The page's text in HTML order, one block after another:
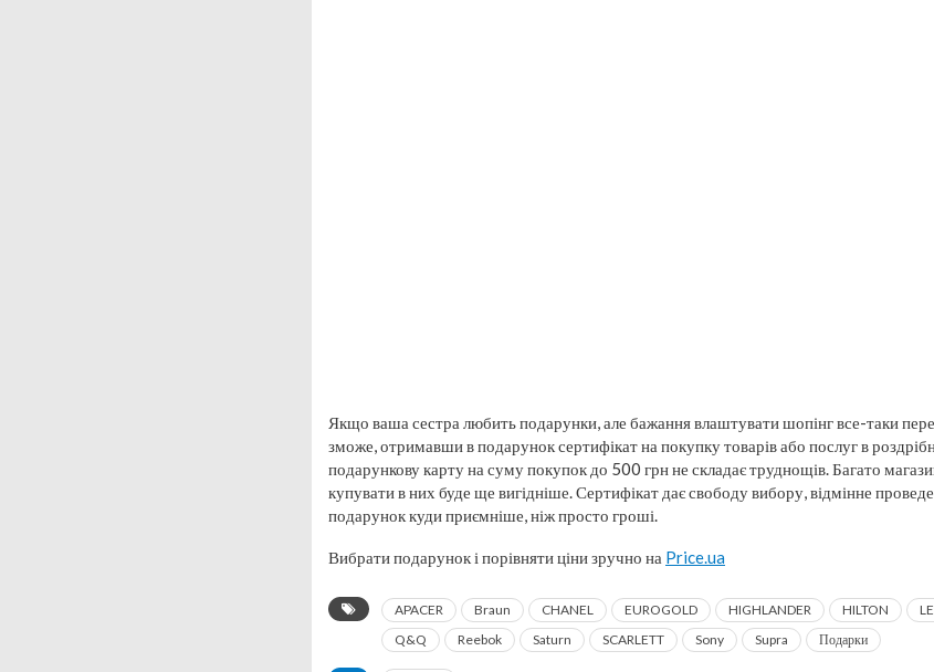
Якщо ваша сестра любить подарунки, але бажання влаштувати шопінг все-таки
зможе, отримавши в подарунок сертифікат на покупку товарів або послуг в
подарункову карту на суму покупок до 500 грн не складає труднощів. Багато
купувати в них буде ще вигідніше. Сертифікат дає свободу вибору, відмінне
подарунок куди приємніше, ніж просто гроші.
Вибрати подарунок і порівняти ціни зручно на Price.ua
APACER Braun CHANEL EUROGOLD HIGHLANDER HILTON
Q&Q
Reebok Saturn SCARLETT Sony Supra Подарки